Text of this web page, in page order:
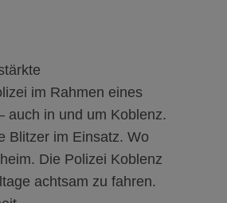
im Rahmen eines
auch in und um Koblenz.
Blitzer im Einsatz. Wo
Die Polizei Koblenz
achtsam zu fahren.